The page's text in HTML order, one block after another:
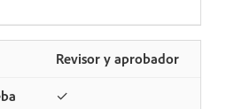
Revisor y aprobador
✓